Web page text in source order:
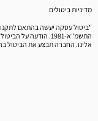
מדיניות ביטולים
התשמ"א-1981. הודעה על הביטול תעשה באמצעות פניה בדוא"ל או באמצעות פניה טלפונית
אלינו. החברה תבצע את הביטול